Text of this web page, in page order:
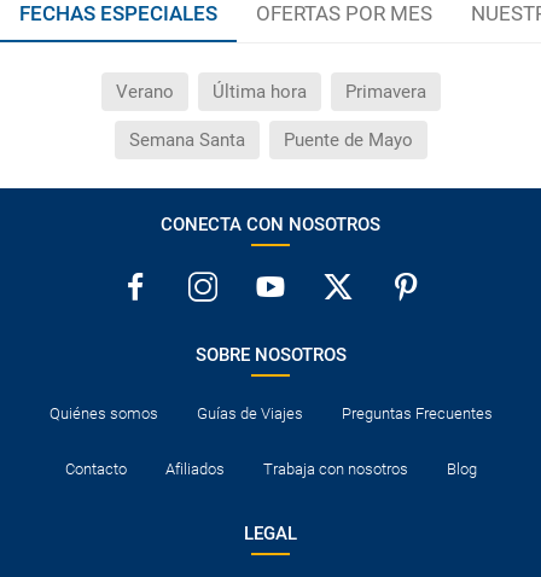
FECHAS ESPECIALES OFERTAS POR MES
Verano Última hora Primavera
Semana Santa Puente de Mayo
CONECTA CON NOSOTROS
SOBRE NOSOTROS
Quiénes somos Guías de Viajes Preguntas Frecuentes
Contacto Afiliados Trabaja con nosotros Blog
LEGAL